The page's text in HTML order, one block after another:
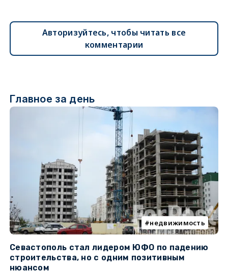
Авторизуйтесь, чтобы читать все
комментарии
Главное за день
недвижимость
Севастополь стал лидером ЮФО по падению
строительства, но с одним позитивным
нюансом